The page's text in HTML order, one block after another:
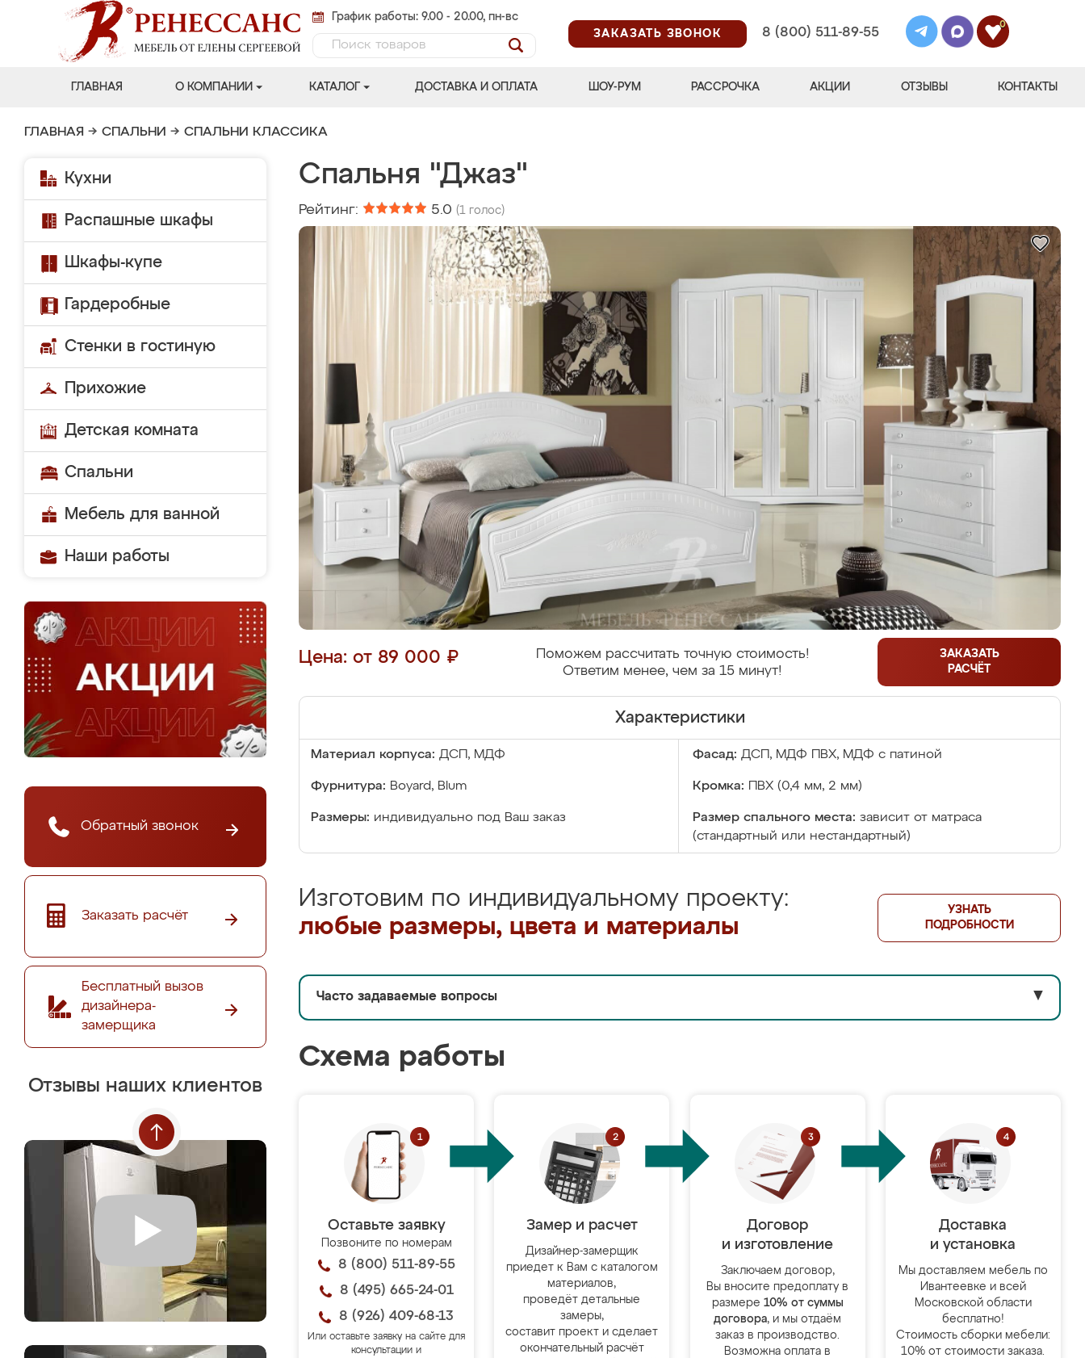
График работы: 9.00 - 20.00, пн-вс
ЗАКАЗАТЬ ЗВОНОК
8 (800) 511-89-55
0
ГЛАВНАЯ О КОМПАНИИ КАТАЛОГ ДОСТАВКА И ОПЛАТА ШОУ-РУМ РАССРОЧКА АКЦИИ ОТЗЫВЫ КОНТАКТЫ
ГЛАВНАЯ → СПАЛЬНИ → СПАЛЬНИ КЛАССИКА
Кухни
Распашные шкафы
Шкафы-купе
Гардеробные
Стенки в гостиную
Прихожие
Детская комната
Спальни
Мебель для ванной
Наши работы
Обратный звонок
Заказать расчёт
Бесплатный вызов
дизайнера-
замерщика
Отзывы наших клиентов
Спальня "Джаз"
Рейтинг: 5.0 (1 голос)
Цена: от 89 000 ₽
Поможем рассчитать точную стоимость!
Ответим менее, чем за 15 минут!
ЗАКАЗАТЬ
РАСЧЁТ
Характеристики
Материал корпуса: ДСП, МДФ Фасад: ДСП, МДФ ПВХ, МДФ с патиной
Фурнитура: Boyard, Blum Кромка: ПВХ (0,4 мм, 2 мм)
Размеры: индивидуально под Ваш заказ Размер спального места: зависит от матраса
(стандартный или нестандартный)
Изготовим по индивидуальному проекту:
любые размеры, цвета и материалы
УЗНАТЬ
ПОДРОБНОСТИ
Часто задаваемые вопросы ▼
Схема работы
Оставьте заявку
Позвоните по номерам
8 (800) 511-89-55
8 (495) 665-24-01
8 (926) 409-68-13
Или оставьте заявку на сайте для
консультации и
Замер и расчет
Дизайнер-замерщик
приедет к Вам с каталогом
материалов,
проведёт детальные
замеры,
составит проект и сделает
окончательный расчёт
Договор
и изготовление
Заключаем договор,
Вы вносите предоплату в
размере 10% от суммы
договора, и мы отдаём
заказ в производство.
Возможна оплата в
Доставка
и установка
Мы доставляем мебель по
Ивантеевке и всей
Московской области
бесплатно!
Стоимость сборки мебели:
10% от стоимости заказа.